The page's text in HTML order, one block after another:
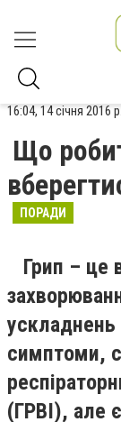
16:04, 14 січня 2016 р.
Що
ПОРАДИ
Грип – це
ускладнень
симптоми,
(ГРВІ), але